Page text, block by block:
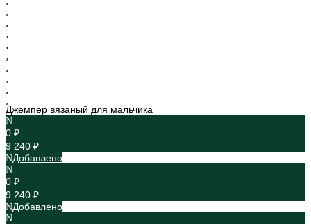
Джемпер вязаный для мальчика
0 ₽
9 240 ₽
Добавлено
0 ₽
9 240 ₽
Добавлено